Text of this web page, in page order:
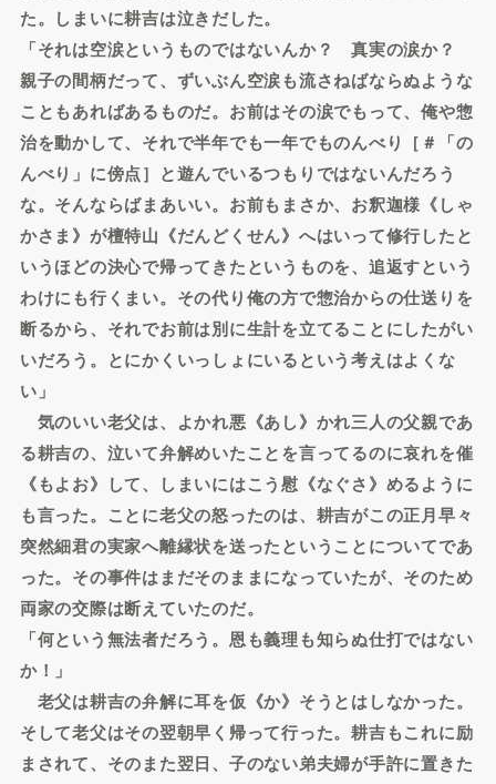
た。しまいに耕吉は泣きだした。
「それは空涙というものではないんか？ 真実の涙か？
親子の間柄だって、ずいぶん空涙も流さねばならぬような
こともあればあるものだ。お前はその涙でもって、俺や惣
治を動かして、それで半年でも一年でものんべり［＃「の
んべり」に傍点］と遊んでいるつもりではないんだろう
な。そんならばまあいい。お前もまさか、お釈迦様《しゃ
かさま》が檀特山《だんどくせん》へはいって修行したと
いうほどの決心で帰ってきたというものを、追返すという
わけにも行くまい。その代り俺の方で惣治からの仕送りを
断るから、それでお前は別に生計を立てることにしたがい
いだろう。とにかくいっしょにいるという考えはよくな
い」
気のいい老父は、よかれ悪《あし》かれ三人の父親であ
る耕吉の、泣いて弁解めいたことを言ってるのに哀れを催
《もよお》して、しまいにはこう慰《なぐさ》めるように
も言った。ことに老父の怒ったのは、耕吉がこの正月早々
突然細君の実家へ離縁状を送ったということについてであ
った。その事件はまだそのままになっていたが、そのため
両家の交際は断えていたのだ。
「何という無法者だろう。恩も義理も知らぬ仕打ではない
か！」
老父は耕吉の弁解に耳を仮《か》そうとはしなかった。
そして老父はその翌朝早く帰って行った。耕吉もこれに励
まされて、そのまた翌日、子のない弟夫婦が手許に置きた